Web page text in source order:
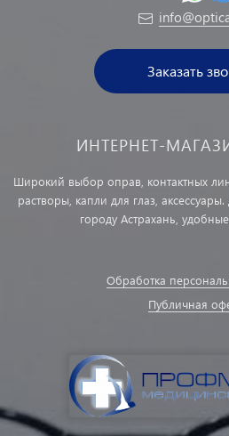
Заказать
ИНТЕРНЕТ-
Широкий выбор оправ, контактных
растворы, капли для глаз,
городу Астрахань,
Обработка
Публичная